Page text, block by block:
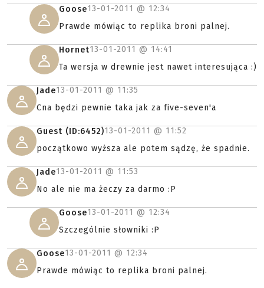
Goose13-01-2011 @ 12:34
Prawde mówiąc to replika broni palnej.
Hornet13-01-2011 @ 14:41
Ta wersja w drewnie jest nawet interesująca :)
Jade13-01-2011 @ 11:35
Cna będzi pewnie taka jak za five-seven'a
Guest (ID:6452)13-01-2011 @ 11:52
początkowo wyższa ale potem sądzę, że spadnie.
Jade13-01-2011 @ 11:53
No ale nie ma żeczy za darmo :P
Goose13-01-2011 @ 12:34
Szczególnie słowniki :P
Goose13-01-2011 @ 12:34
Prawde mówiąc to replika broni palnej.